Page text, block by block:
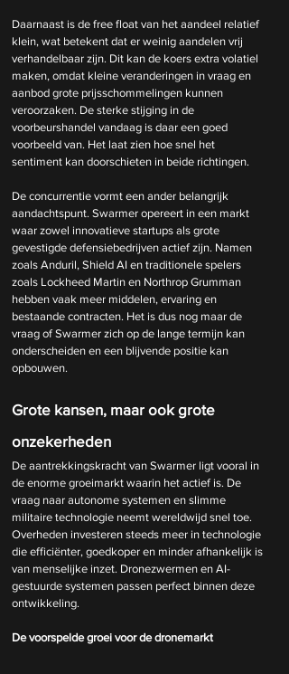
Daarnaast is de free float van het aandeel relatief
klein, wat betekent dat er weinig aandelen vrij
verhandelbaar zijn. Dit kan de koers extra volatiel
maken, omdat kleine veranderingen in vraag en
aanbod grote prijsschommelingen kunnen
veroorzaken. De sterke stijging in de
voorbeurshandel vandaag is daar een goed
voorbeeld van. Het laat zien hoe snel het
sentiment kan doorschieten in beide richtingen.
De concurrentie vormt een ander belangrijk
aandachtspunt. Swarmer opereert in een markt
waar zowel innovatieve startups als grote
gevestigde defensiebedrijven actief zijn. Namen
zoals Anduril, Shield AI en traditionele spelers
zoals Lockheed Martin en Northrop Grumman
hebben vaak meer middelen, ervaring en
bestaande contracten. Het is dus nog maar de
vraag of Swarmer zich op de lange termijn kan
onderscheiden en een blijvende positie kan
opbouwen.
Grote kansen, maar ook grote
onzekerheden
De aantrekkingskracht van Swarmer ligt vooral in
de enorme groeimarkt waarin het actief is. De
vraag naar autonome systemen en slimme
militaire technologie neemt wereldwijd snel toe.
Overheden investeren steeds meer in technologie
die efficiënter, goedkoper en minder afhankelijk is
van menselijke inzet. Dronezwermen en AI-
gestuurde systemen passen perfect binnen deze
ontwikkeling.
De voorspelde groei voor de dronemarkt